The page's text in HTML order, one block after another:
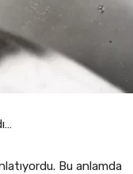
Bu anlamda